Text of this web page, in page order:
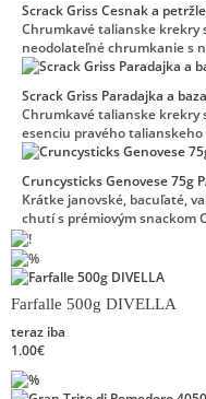
Scrack Griss Cesnak a
Chrumkavé talianske krekry
neodolateľné chrumkanie s
Scrack Griss Paradajka a
Chrumkavé talianske krekry
esenciu pravého talianskeho
Cruncysticks Genovese 75g
Krátke janovské, bacuľaté,
chutí s prémiovým snackom
Farfalle 500g DIVELLA
teraz iba
1.00€